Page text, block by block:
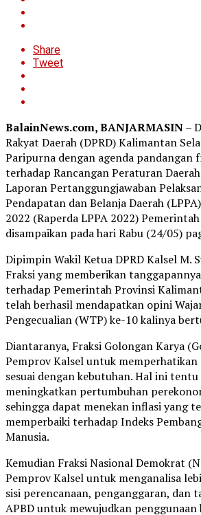
Share
Tweet
BalainNews.com, BANJARMASIN–
Rakyat Daerah (DPRD) Kalimantan
Paripurna dengan agenda pandangan
terhadap Rancangan Peraturan
Laporan Pertanggungjawaban
Pendapatan dan Belanja Daerah
2022 (Raperda LPPA 2022)
disampaikan pada hari Rabu (24/05)
Dipimpin Wakil Ketua DPRD Kalsel M.
Fraksi yang memberikan
terhadap Pemerintah Provinsi
telah berhasil mendapatkan opini
Pengecualian (WTP) ke-10 kalinya
Diantaranya, Fraksi Golongan Karya
Pemprov Kalsel untuk memperhatikan
sesuai dengan kebutuhan. Hal ini
meningkatkan pertumbuhan
sehingga dapat menekan inflasi yang
memperbaiki terhadap Indeks
Manusia.
Kemudian Fraksi Nasional Demokrat
Pemprov Kalsel untuk menganalisa
sisi perencanaan, penganggaran, dan
APBD untuk mewujudkan penggunaan